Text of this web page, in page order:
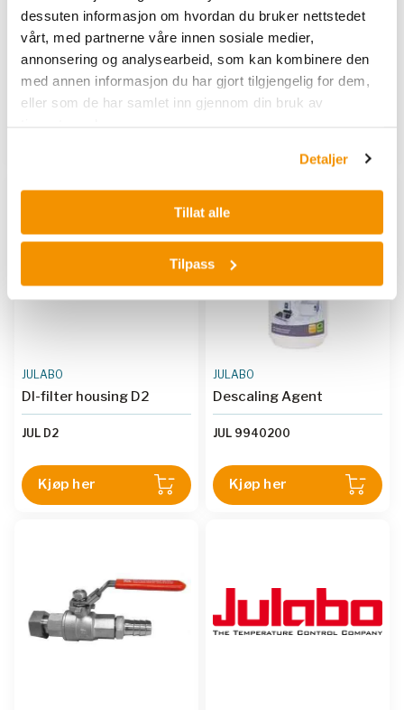
dessuten informasjon om hvordan du bruker nettstedet
vårt, med partnerne våre innen sosiale medier,
annonsering og analysearbeid, som kan kombinere den
med annen informasjon du har gjort tilgjengelig for dem,
eller som de har samlet inn gjennom din bruk av
Detaljer
Tillat alle
Tilpass
JULABO
DI-filter
JUL 8920005 |JUL 8920016|
JUL 8920017| JUL 8920018|
JUL 8920019 JUL 8920020|
JULABO
DI-filter housing D1
JUL D1
JULABO
DI-filter housing D2
JUL D2
Kjøp her
JULABO
Descaling Agent
JUL 9940200
Kjøp her